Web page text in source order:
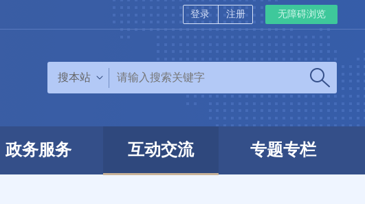
登录 注册 无障碍浏览
搜本站
政务服务 互动交流 专题专栏